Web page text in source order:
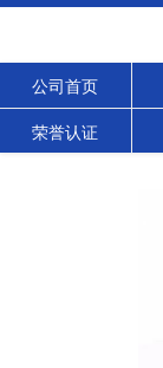
公司首页
荣誉认证